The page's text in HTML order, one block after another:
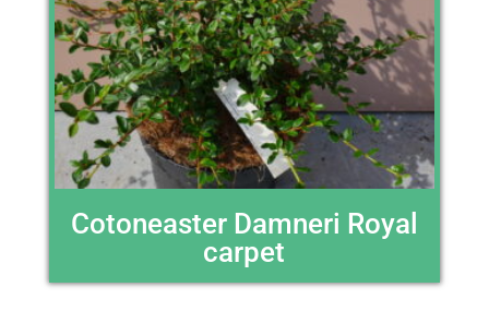
Cotoneaster Damneri Royal
carpet